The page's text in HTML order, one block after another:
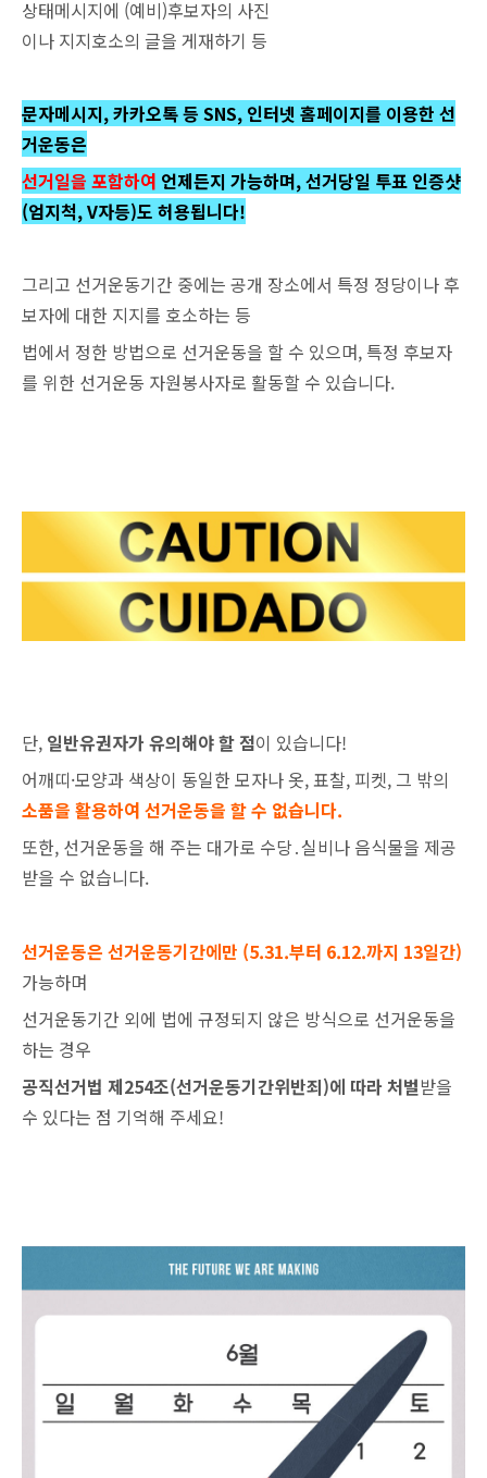
상태메시지에 (예비)후보자의 사진
이나 지지호소의 글을 게재하기 등
문자메시지, 카카오톡 등 SNS, 인터넷 홈페이지를 이용한 선
거운동은
선거일을 포함하여 언제든지 가능하며, 선거당일 투표 인증샷
(엄지척, V자등)도 허용됩니다!
그리고 선거운동기간 중에는 공개 장소에서 특정 정당이나 후
보자에 대한 지지를 호소하는 등
법에서 정한 방법으로 선거운동을 할 수 있으며, 특정 후보자
를 위한 선거운동 자원봉사자로 활동할 수 있습니다.
단, 일반유권자가 유의해야 할 점이 있습니다!
어깨띠·모양과 색상이 동일한 모자나 옷, 표찰, 피켓, 그 밖의
소품을 활용하여 선거운동을 할 수 없습니다.
또한, 선거운동을 해 주는 대가로 수당․실비나 음식물을 제공
받을 수 없습니다.
선거운동은 선거운동기간에만 (5.31.부터 6.12.까지 13일간)
가능하며
선거운동기간 외에 법에 규정되지 않은 방식으로 선거운동을
하는 경우
공직선거법 제254조(선거운동기간위반죄)에 따라 처벌받을
수 있다는 점 기억해 주세요!